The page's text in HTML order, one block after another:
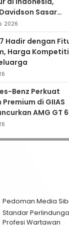
Sasar
Motor Premium
2026
Hadir dengan
Harga
Benz Perkuat
Premium di GIIAS
AMG GT
200
Pedoman Media
Standar
Profesi Wartawan